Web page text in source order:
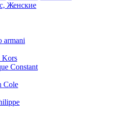
Женские
armani
Kors
Constant
Cole